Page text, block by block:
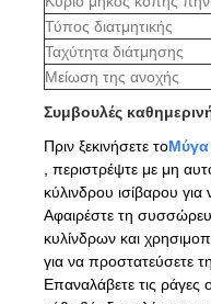
Τύπος διατμητικής
Ταχύτητα διάτμησης
Μείωση της ανοχής
Συμβουλές
Πριν ξεκινήσετε τοΜύγα
, περιστρέψτε με μη
κύλινδρου ισίβαρου για
Αφαιρέστε τη
κυλίνδρων και
για να προστατεύσετε
Επαναλάβετε τις ράγες